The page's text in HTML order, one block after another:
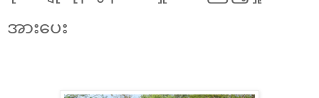
အားပေး